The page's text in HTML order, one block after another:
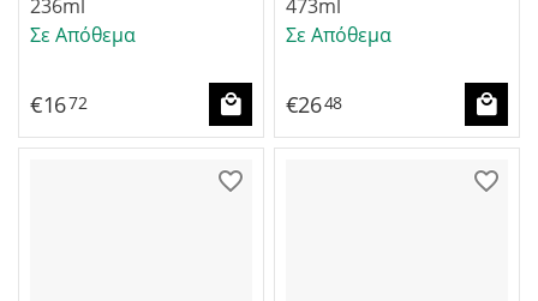
236ml
Σε Απόθεμα
€1672
473ml
Σε Απόθεμα
€2648